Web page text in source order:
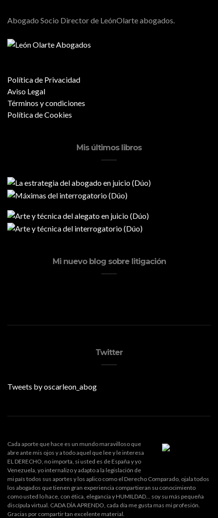
Abogado Socio Director de LeónOlarte abogados.
Política de Privacidad
Aviso Legal
Términos y condiciones
Política de Cookies
Mis últimos libros
Mi nuevo blog sobre litigación
Twitter
Tweets by oscarleon_abog
Cada aporte que hace es un mundo maravilloso que
abre ante mis ojos y a todo aquel que lee y le interesa
EL DERECHO, no importa, si usted es de España y yo
Venezuela, yo internalizo y adapto a la legislación de
mi país todos sus aportes y los aplico como el Derecho Comparado, ojala todos
los abogados que tienen gran experiencia compartieran su conocimiento
como usted lo hace, con ética, elegancia y HUMILDAD... soy su más pequeña
discípula virtual. CADA DÍA APRENDO, cada día me gusta mas mi profesión.
Gracias por compartir tan excelente material.